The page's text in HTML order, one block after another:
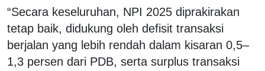
“Secara keseluruhan, NPI 2025 diprakirakan
tetap baik, didukung oleh defisit transaksi
berjalan yang lebih rendah dalam kisaran 0,5–
1,3 persen dari PDB, serta surplus transaksi